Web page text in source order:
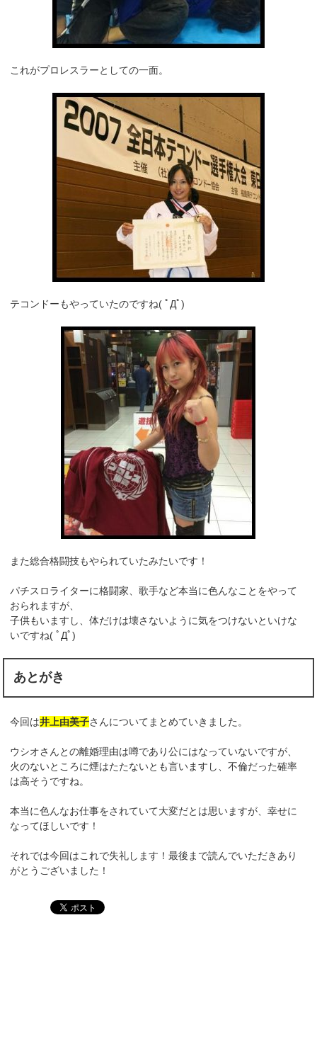
これがプロレスラーとしての一面。
テコンドーもやっていたのですね( ﾟДﾟ)
また総合格闘技もやられていたみたいです！
パチスロライターに格闘家、歌手など本当に色んなことをやって
おられますが、
子供もいますし、体だけは壊さないように気をつけないといけな
いですね( ﾟДﾟ)
あとがき
今回は井上由美子さんについてまとめていきました。
ウシオさんとの離婚理由は噂であり公にはなっていないですが、
火のないところに煙はたたないとも言いますし、不倫だった確率
は高そうですね。
本当に色んなお仕事をされていて大変だとは思いますが、幸せに
なってほしいです！
それでは今回はこれで失礼します！最後まで読んでいただきあり
がとうございました！